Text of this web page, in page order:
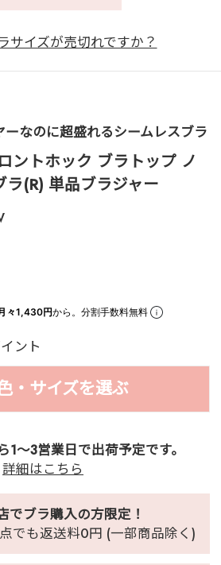
サイズが売切れですか？
なのに超盛れるシームレスブラ
ントホック ブラトップ ノ
ラ(R) 単品ブラジャー
々1,430円から。分割手数料無料
ント
・サイズを選ぶ
1～3営業日で出荷予定です。
詳細はこちら
でブラ購入の方限定！
でも返送料0円 (一部商品除く)